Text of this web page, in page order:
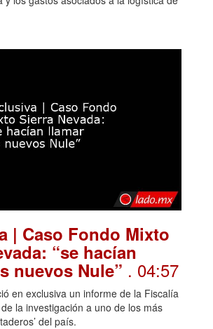
| Caso Fondo Mixto
“se hacían
nuevos Nule” . 04:57
en exclusiva un informe de la Fiscalía
la investigación a uno de los más
del país.